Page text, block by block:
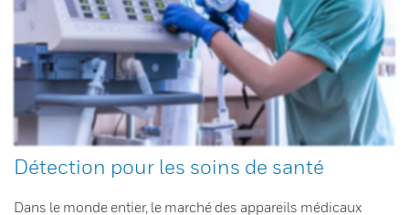
Détection pour les soins de santé
Dans le monde entier, le marché des appareils médicaux